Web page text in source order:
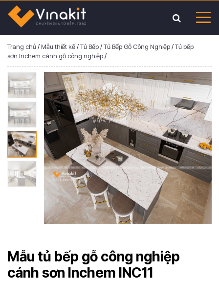
Trang chủ/Mẫu thiết kế/Tủ Bếp/Tủ Bếp Gỗ Công Nghiệp/Tủ bếp
sơn Inchem cánh gỗ công nghiệp/
Mẫu tủ bếp gỗ công nghiệp
cánh sơn Inchem INC11